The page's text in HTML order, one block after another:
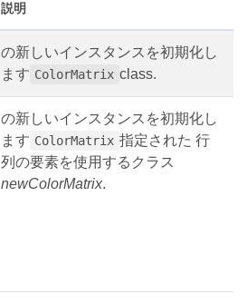
説明
の新しいインスタンスを初期化し
ます ColorMatrix class.
の新しいインスタンスを初期化し
ます ColorMatrix 指定された 行
列の要素を使用するクラス
newColorMatrix.